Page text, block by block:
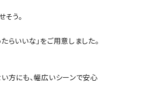
う。
いいな」をご用意しました。
方にも、幅広いシーンで安心